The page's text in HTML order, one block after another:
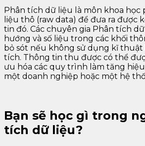
Phân tích dữ liệu là môn khoa học
liệu thô (raw data) để đưa ra được
tin đó. Các chuyên gia Phân tích
hướng và số liệu trong các khối
bỏ sót nếu không sử dụng kĩ thuật
tích. Thông tin thu được có thể
ưu hóa các quy trình làm tăng
một doanh nghiệp hoặc một hệ
Bạn sẽ học gì trong
tích dữ liệu?